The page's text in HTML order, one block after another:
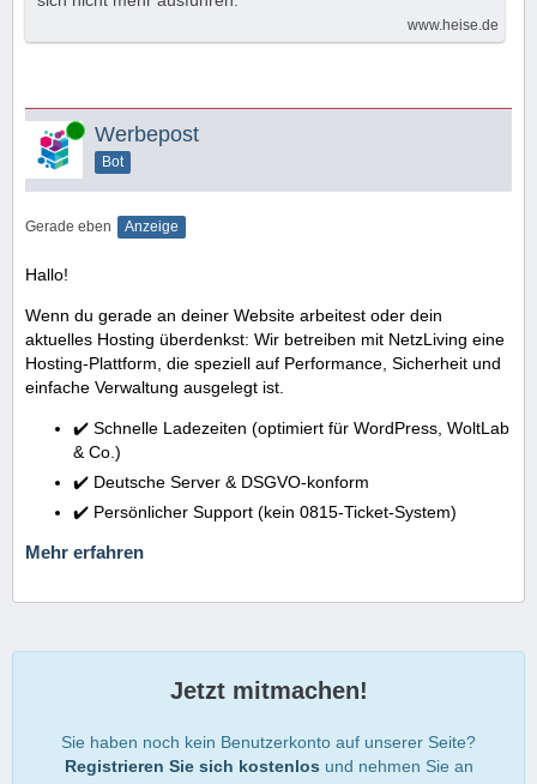
www.heise.de
Online Werbepost
Bot
Gerade eben Anzeige
Hallo!
Wenn du gerade an deiner Website arbeitest oder dein
aktuelles Hosting überdenkst: Wir betreiben mit NetzLiving eine
Hosting-Plattform, die speziell auf Performance, Sicherheit und
einfache Verwaltung ausgelegt ist.
✔️ Schnelle Ladezeiten (optimiert für WordPress, WoltLab
& Co.)
✔️ Deutsche Server & DSGVO-konform
✔️ Persönlicher Support (kein 0815-Ticket-System)
Mehr erfahren
Jetzt mitmachen!
Sie haben noch kein Benutzerkonto auf unserer Seite?
Registrieren Sie sich kostenlos und nehmen Sie an